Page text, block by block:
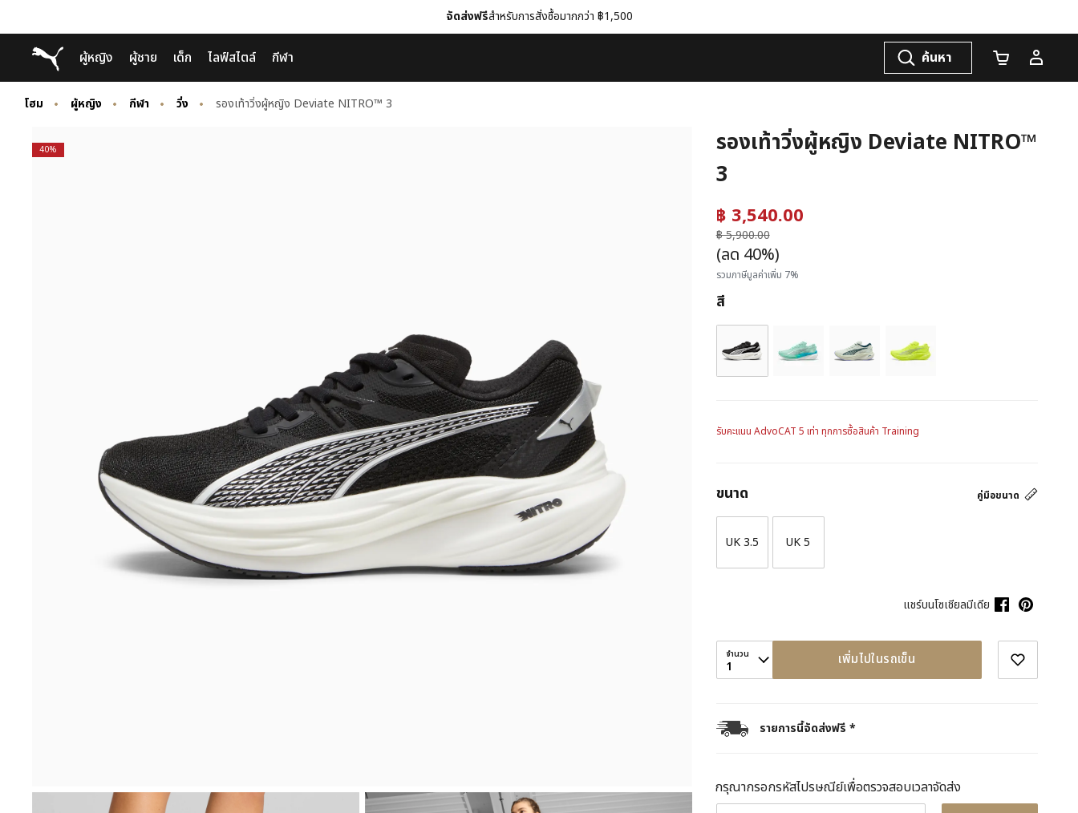
to
Main
content
to
Footer
Content
จัดส่งฟรีสำหรับการสั่งซื้อมากกว่า ฿1,500
Puma โฮม
ผู้หญิง ผู้ชาย เด็ก ไลฟ์สไตล์ กีฬา ค้นหา จำนวนรถเข็น
โฮม ผู้หญิง กีฬา วิ่ง รองเท้าวิ่งผู้หญิง Deviate NITRO™ 3
40%
รองเท้าวิ่งผู้หญิง Deviate NITRO™
3
฿ 3,540.00ราคาลดลงจาก
฿ 5,900.00
ถึง
(ลด 40%)
รวมภาษีมูลค่าเพิ่ม 7%
สี
รับคะแนน AdvoCAT 5 เท่า ทุกการซื้อสินค้า Training
คู่มือขนาด
ขนาด
UK 3.5 UK 5
แชร์บนโซเชียลมีเดีย
จำนวน
1 เพิ่มไปในรถเข็น
รายการนี้จัดส่งฟรี *
กรุณากรอกรหัสไปรษณีย์เพื่อตรวจสอบเวลาจัดส่ง